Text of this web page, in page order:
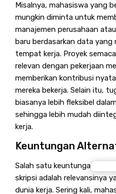
Misalnya, mahasiswa yang
mungkin diminta untuk
manajemen perusahaan
baru berdasarkan data yang
tempat kerja. Proyek
relevan dengan pekerjaan
memberikan kontribusi
mereka bekerja. Selain itu,
biasanya lebih fleksibel
sehingga lebih mudah
kerja.
Keuntungan
Salah satu keuntungan
skripsi adalah relevansinya
dunia kerja. Sering kali,